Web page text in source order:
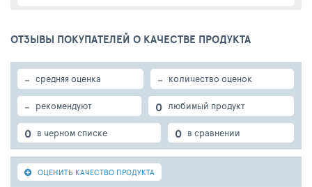
50,2% куриного бульона, 0,01% витамина. Пищевая
клетчатки, 85% влажности. Витамины про/кг: А- 9000
IU, Д3- 750 IU, Е- 80мг. Энергетическая ценность
консервов - 44 кКл/100г.
ОТЗЫВЫ ПОКУПАТЕЛЕЙ О КАЧЕСТВЕ ПРОДУКТА
- средняя оценка - количество оценок
- рекомендуют 0 любимый продукт
0 в черном списке 0 в сравнении
ОЦЕНИТЬ КАЧЕСТВО ПРОДУКТА